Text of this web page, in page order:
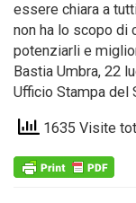
essere chiara a
non ha lo scopo di
potenziarli e
Bastia Umbra, 22
Ufficio Stampa del
1635 Visite